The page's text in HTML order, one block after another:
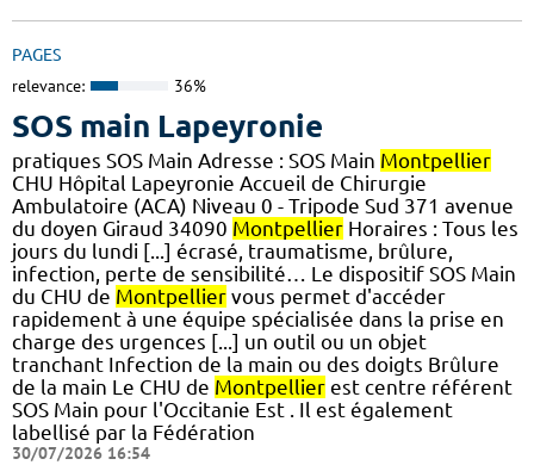
PAGES
relevance: 36%
SOS main Lapeyronie
pratiques SOS Main Adresse : SOS Main Montpellier
CHU Hôpital Lapeyronie Accueil de Chirurgie
Ambulatoire (ACA) Niveau 0 - Tripode Sud 371 avenue
du doyen Giraud 34090 Montpellier Horaires : Tous les
jours du lundi [...] écrasé, traumatisme, brûlure,
infection, perte de sensibilité… Le dispositif SOS Main
du CHU de Montpellier vous permet d'accéder
rapidement à une équipe spécialisée dans la prise en
charge des urgences [...] un outil ou un objet
tranchant Infection de la main ou des doigts Brûlure
de la main Le CHU de Montpellier est centre référent
SOS Main pour l'Occitanie Est . Il est également
labellisé par la Fédération
30/07/2026 16:54